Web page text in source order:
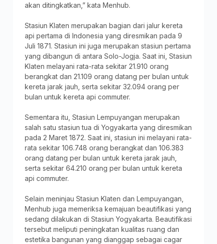
akan ditingkatkan,” kata Menhub.
Stasiun Klaten merupakan bagian dari jalur kereta
api pertama di Indonesia yang diresmikan pada 9
Juli 1871. Stasiun ini juga merupakan stasiun pertama
yang dibangun di antara Solo-Jogja. Saat ini, Stasiun
Klaten melayani rata-rata sekitar 21.910 orang
berangkat dan 21.109 orang datang per bulan untuk
kereta jarak jauh, serta sekitar 32.094 orang per
bulan untuk kereta api commuter.
Sementara itu, Stasiun Lempuyangan merupakan
salah satu stasiun tua di Yogyakarta yang diresmikan
pada 2 Maret 1872. Saat ini, stasiun ini melayani rata-
rata sekitar 106.748 orang berangkat dan 106.383
orang datang per bulan untuk kereta jarak jauh,
serta sekitar 64.210 orang per bulan untuk kereta
api commuter.
Selain meninjau Stasiun Klaten dan Lempuyangan,
Menhub juga memeriksa kemajuan beautifikasi yang
sedang dilakukan di Stasiun Yogyakarta. Beautifikasi
tersebut meliputi peningkatan kualitas ruang dan
estetika bangunan yang dianggap sebagai cagar